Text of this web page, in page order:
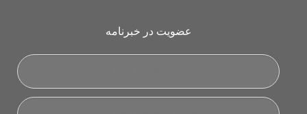
عضویت در خبرنامه